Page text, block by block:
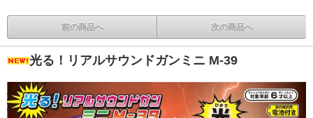
前の商品へ 次の商品へ
光る！リアルサウンドガンミニ M-39